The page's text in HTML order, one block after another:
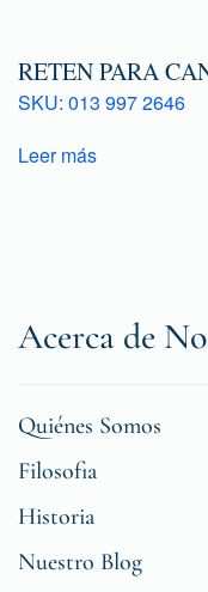
RETEN PARA
SKU: 013 997 2646
Leer más
Acerca de
Quiénes Somos
Filosofia
Historia
Nuestro Blog